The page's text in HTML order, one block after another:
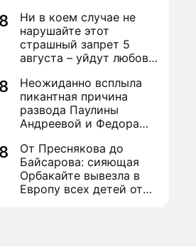
Ни в коем случае не
нарушайте этот
страшный запрет 5
августа – уйдут любовь
Неожиданно всплыла
пикантная причина
развода Паулины
Андреевой и Федора
От Преснякова до
Байсарова: сияющая
Орбакайте вывезла в
Европу всех детей от